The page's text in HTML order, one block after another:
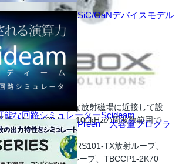
SiC/GaNデバイスモデル
な回路シミュレーターScideam
Preen 大容量プログラ
テストは、大きな放射磁場に近接して設
性、および30 Hz〜100kHzの周波数範囲で
を決定します。
テナセットは、TBRS101-TX放射ループ、
ルドモニタリングループ、TBCCP1-2K70